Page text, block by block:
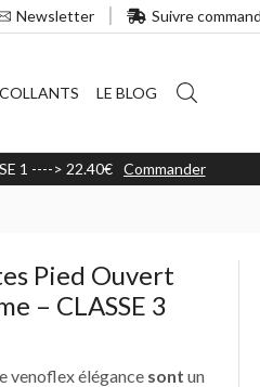
Newsletter Suivre
COLLANTS LE BLOG
1 ----> 22.40€ Commander
Pied Ouvert
– CLASSE 3
venoflex élégance sont un